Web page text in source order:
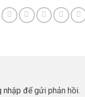
nhập để gửi phản hồi.